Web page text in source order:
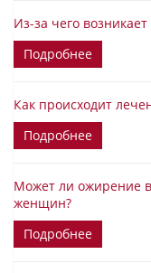
Из-за чего
Подробнее
Как происходит
Подробнее
Может ли ожирение
женщин?
Подробнее